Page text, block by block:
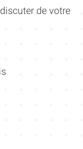
de votre